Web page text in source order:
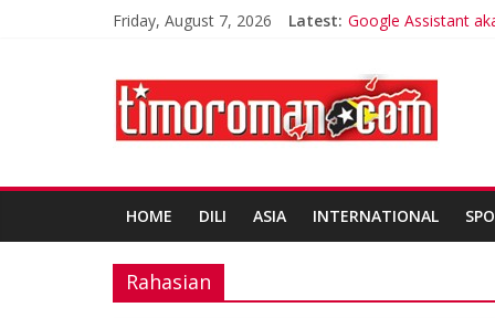
Friday, August 7, 2026 Latest: Google Assistant
Timor-Leste
Friends of Lacluta
Kelebihan Protein
HOME DILI ASIA INTERNATIONAL
Rahasian